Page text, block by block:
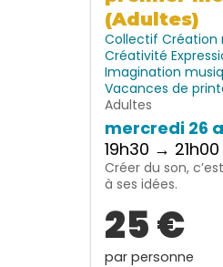
(Adultes)
Collectif Création
Créativité
Imagination
Vacances de
Adultes
mercredi 26
19h30 → 21h00
Créer du son,
à ses idées.
25 €
par personne